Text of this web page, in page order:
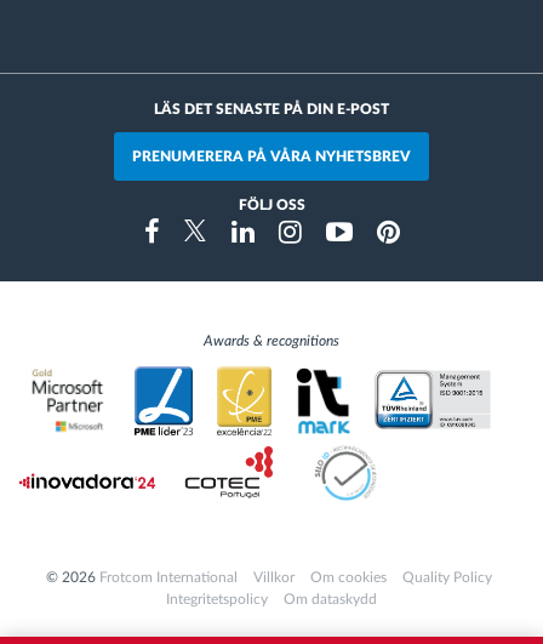
LÄS DET SENASTE PÅ DIN E-POST
PRENUMERERA PÅ VÅRA NYHETSBREV
FÖLJ OSS
FacebookTwitterLinkedinInstragramYoutubePinterest
Awards & recognitions
© 2026 Frotcom International Villkor Om cookies
Quality Policy
Integritetspolicy
Om dataskydd